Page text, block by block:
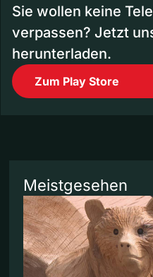
Sie wollen keine
verpassen? Jetzt
herunterladen.
Zum Play Store
Meistgesehen